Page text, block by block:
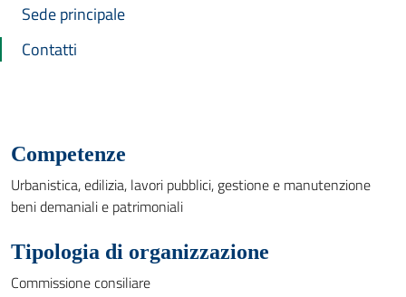
Sede principale
Contatti
Competenze
Urbanistica, edilizia, lavori pubblici, gestione e manutenzione
beni demaniali e patrimoniali
Tipologia di organizzazione
Commissione consiliare